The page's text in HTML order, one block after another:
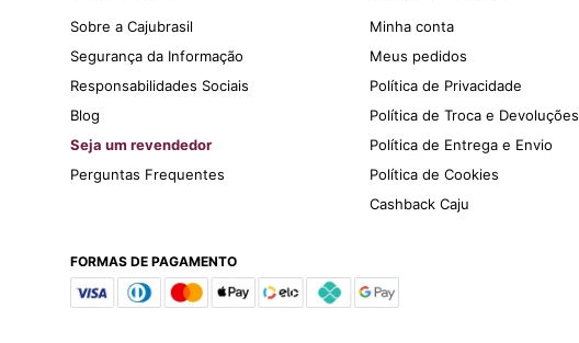
Sobre a Cajubrasil
Segurança da Informação
Responsabilidades Sociais
Blog
Seja um revendedor
Perguntas Frequentes
Minha conta
Meus pedidos
Política de Privacidade
Política de Troca e Devoluções
Política de Entrega e Envio
Política de Cookies
Cashback Caju
FORMAS DE PAGAMENTO